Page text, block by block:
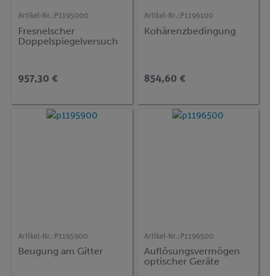
Artikel-Nr.: P1195000
Fresnelscher
Doppelspiegelversuch
957,30 €
Artikel-Nr.: P1196100
Kohärenzbedingung
854,60 €
Artikel-Nr.: P1195900
Beugung am Gitter
Artikel-Nr.: P1196500
Auflösungsvermögen
optischer Geräte